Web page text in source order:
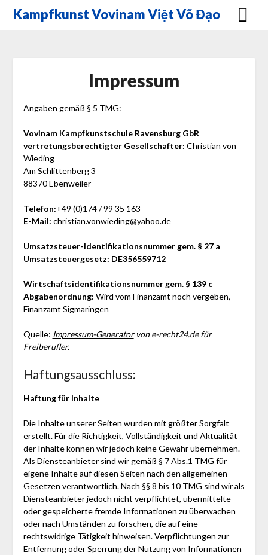
SkipKampfkunst Vovinam Việt Võ Đạo
Impressum
Angaben gemäß § 5 TMG:
Vovinam Kampfkunstschule Ravensburg GbR
vertretungsberechtigter Gesellschafter: Christian von
Wieding
Am Schlittenberg 3
88370 Ebenweiler
Telefon:+49 (0)174 / 99 35 163
E-Mail: christian.vonwieding@yahoo.de
Umsatzsteuer-Identifikationsnummer gem. § 27 a
Umsatzsteuergesetz: DE356559712
Wirtschaftsidentifikationsnummer gem. § 139 c
Abgabenordnung: Wird vom Finanzamt noch vergeben,
Finanzamt Sigmaringen
Quelle: Impressum-Generatorvon e-recht24.de für
Freiberufler.
Haftungsausschluss:
Haftung für Inhalte
Die Inhalte unserer Seiten wurden mit größter Sorgfalt
erstellt. Für die Richtigkeit, Vollständigkeit und Aktualität
der Inhalte können wir jedoch keine Gewähr übernehmen.
Als Diensteanbieter sind wir gemäß § 7 Abs.1 TMG für
eigene Inhalte auf diesen Seiten nach den allgemeinen
Gesetzen verantwortlich. Nach §§ 8 bis 10 TMG sind wir als
Diensteanbieter jedoch nicht verpflichtet, übermittelte
oder gespeicherte fremde Informationen zu überwachen
oder nach Umständen zu forschen, die auf eine
rechtswidrige Tätigkeit hinweisen. Verpflichtungen zur
Entfernung oder Sperrung der Nutzung von Informationen